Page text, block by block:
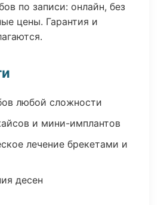
по записи: онлайн, без
цены. Гарантия и
любой сложности
и мини-имплантов
лечение брекетами и
десен